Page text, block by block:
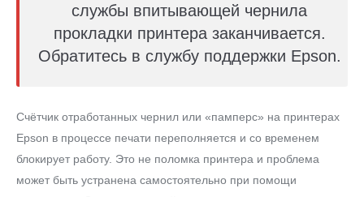
службы впитывающей чернила
прокладки принтера заканчивается.
Обратитесь в службу поддержки Epson.
Счётчик отработанных чернил или «памперс» на принтерах
Epson в процессе печати переполняется и со временем
блокирует работу. Это не поломка принтера и проблема
может быть устранена самостоятельно при помощи